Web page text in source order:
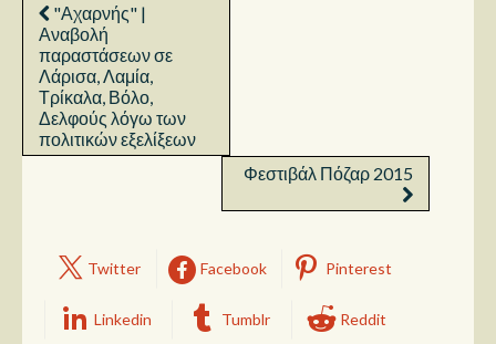
"Αχαρνής" |
Αναβολή
παραστάσεων σε
Λάρισα, Λαμία,
Τρίκαλα, Βόλο,
Δελφούς λόγω των
πολιτικών εξελίξεων
Φεστιβάλ Πόζαρ 2015
Twitter Facebook Pinterest
Linkedin Tumblr Reddit